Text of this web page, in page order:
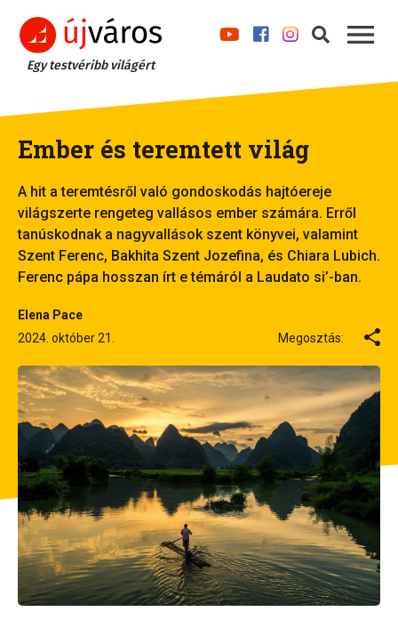
Egy testvéribb világért
Ember és teremtett világ
A hit a teremtésről való gondoskodás hajtóereje
világszerte rengeteg vallásos ember számára. Erről
tanúskodnak a nagyvallások szent könyvei, valamint
Szent Ferenc, Bakhita Szent Jozefina, és Chiara Lubich.
Ferenc pápa hosszan írt e témáról a Laudato si’-ban.
Elena Pace
2024. október 21.
Megosztás: